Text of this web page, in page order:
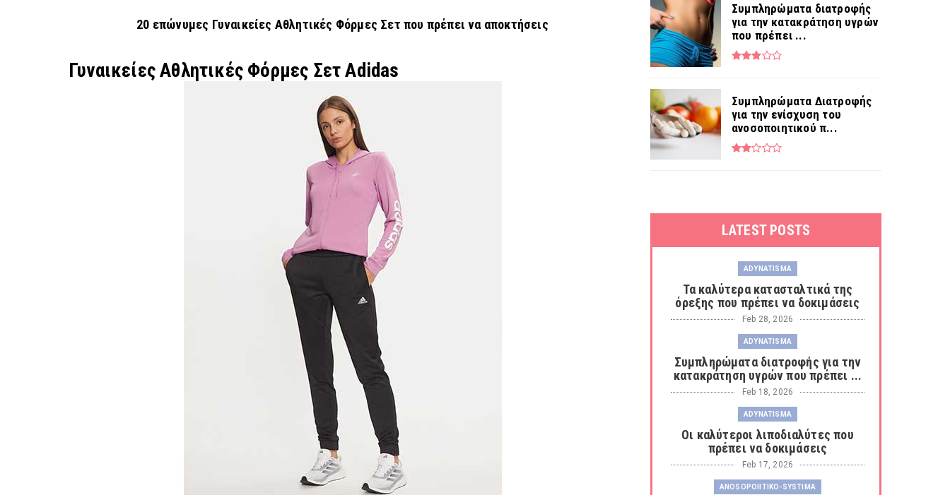
20 επώνυμες Γυναικείες Αθλητικές Φόρμες Σετ που πρέπει να αποκτήσεις
Γυναικείες Αθλητικές Φόρμες Σετ Adidas
Συμπληρώματα διατροφής
για την κατακράτηση υγρών
που πρέπει ...
Συμπληρώματα Διατροφής
για την ενίσχυση του
ανοσοποιητικού π...
LATEST POSTS
ADYNATISMA
Τα καλύτερα κατασταλτικά της
όρεξης που πρέπει να δοκιμάσεις
Feb 28, 2026
ADYNATISMA
Συμπληρώματα διατροφής για την
κατακράτηση υγρών που πρέπει ...
Feb 18, 2026
ADYNATISMA
Οι καλύτεροι λιποδιαλύτες που
πρέπει να δοκιμάσεις
Feb 17, 2026
ANOSOPOIITIKO-SYSTIMA